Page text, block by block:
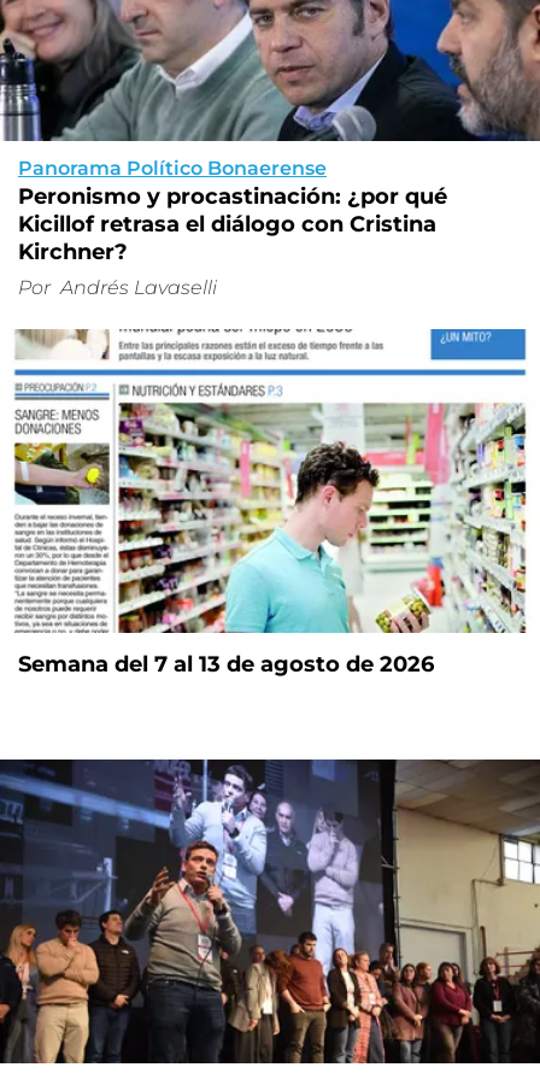
Panorama Político Bonaerense
Peronismo y procastinación: ¿por qué
Kicillof retrasa el diálogo con Cristina
Kirchner?
Por Andrés Lavaselli
Semana del 7 al 13 de agosto de 2026